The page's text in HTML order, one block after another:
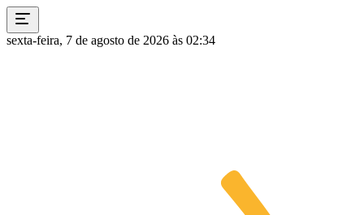
sexta-feira, 7 de agosto de 2026 às 02:34